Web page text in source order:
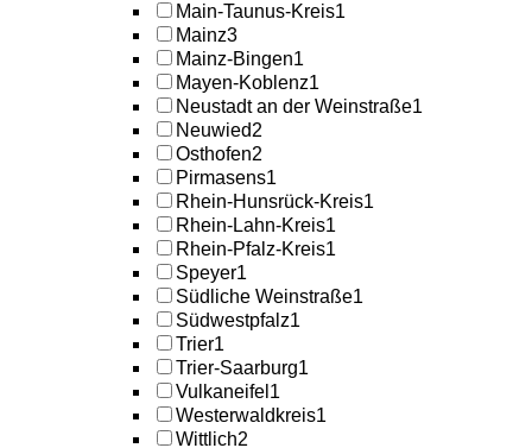
Main-Taunus-Kreis1
Mainz3
Mainz-Bingen1
Mayen-Koblenz1
Neustadt an der Weinstraße1
Neuwied2
Osthofen2
Pirmasens1
Rhein-Hunsrück-Kreis1
Rhein-Lahn-Kreis1
Rhein-Pfalz-Kreis1
Speyer1
Südliche Weinstraße1
Südwestpfalz1
Trier1
Trier-Saarburg1
Vulkaneifel 1
Westerwaldkreis1
Wittlich2